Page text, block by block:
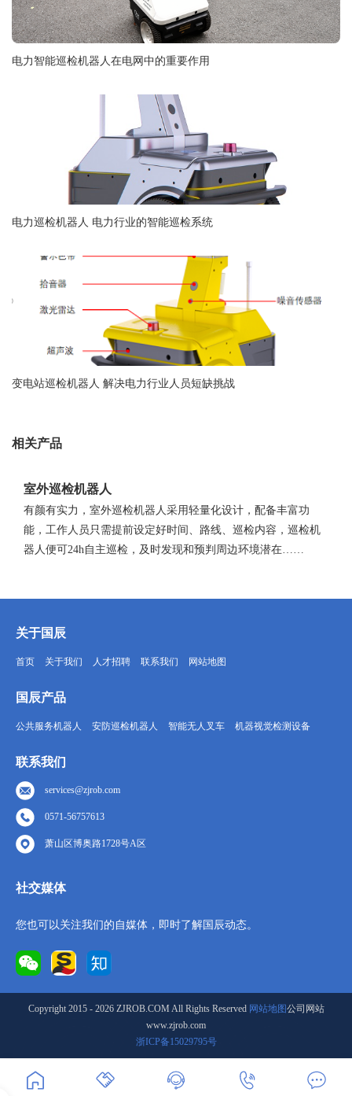
电力智能巡检机器人在电网中的重要作用
电力巡检机器人 电力行业的智能巡检系统
变电站巡检机器人 解决电力行业人员短缺挑战
相关产品
室外巡检机器人
有颜有实力，室外巡检机器人采用轻量化设计，配备丰富功
能，工作人员只需提前设定好时间、路线、巡检内容，巡检机
器人便可24h自主巡检，及时发现和预判周边环境潜在……
关于国辰
首页 关于我们 人才招聘 联系我们 网站地图
国辰产品
公共服务机器人 安防巡检机器人 智能无人叉车 机器视觉检测设备
联系我们
services@zjrob.com
0571-56757613
萧山区博奥路1728号A区
社交媒体
您也可以关注我们的自媒体，即时了解国辰动态。
Copyright 2015 - 2026 ZJROB.COM All Rights Reserved 网站地图公司网站
www.zjrob.com
浙ICP备15029795号